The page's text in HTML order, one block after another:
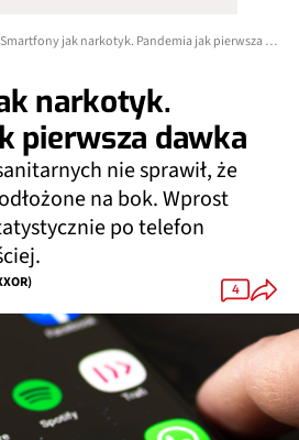
Smartfony jak narkotyk. Pandemia jak pierwsza dawka
narkotyk.
pierwsza dawka
nie sprawił, że
na bok. Wprost
po telefon
4